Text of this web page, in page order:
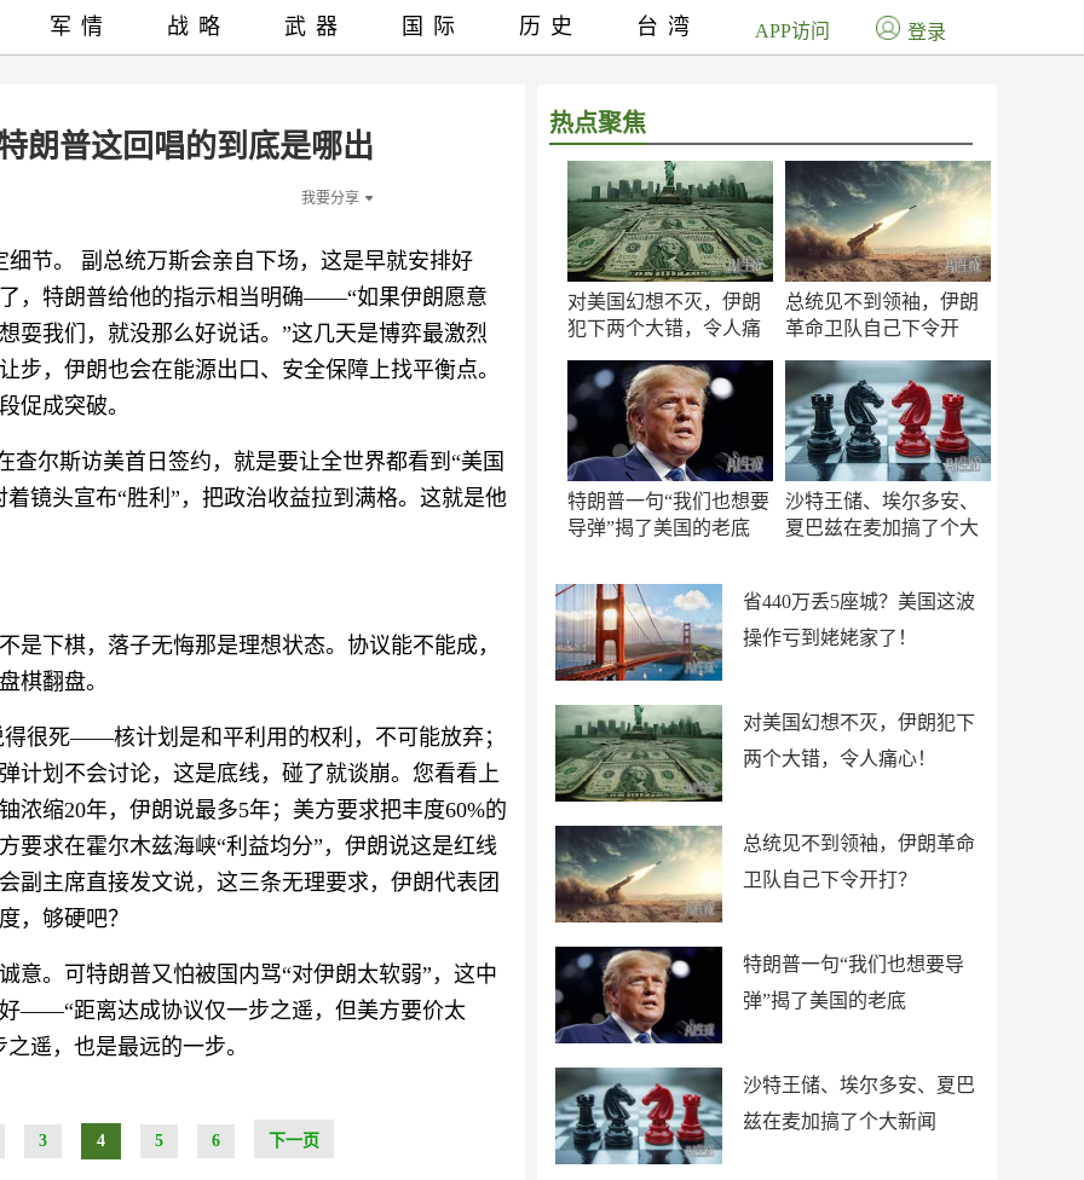
朗普这回唱的到底是哪出
我要分享
节。 副总统万斯会亲自下场，这是早就安排好
，特朗普给他的指示相当明确——“如果伊朗愿意
耍我们，就没那么好说话。”这几天是博弈最激烈
，伊朗也会在能源出口、安全保障上找平衡点。
促成突破。
查尔斯访美首日签约，就是要让全世界都看到“美国
镜头宣布“胜利”，把政治收益拉到满格。这就是他
是下棋，落子无悔那是理想状态。协议能不能成，
棋翻盘。
很死——核计划是和平利用的权利，不可能放弃；
计划不会讨论，这是底线，碰了就谈崩。您看看上
浓缩20年，伊朗说最多5年；美方要求把丰度60%的
要求在霍尔木兹海峡“利益均分”，伊朗说这是红线
副主席直接发文说，这三条无理要求，伊朗代表团
，够硬吧？
意。可特朗普又怕被国内骂“对伊朗太软弱”，这中
——“距离达成协议仅一步之遥，但美方要价太
遥，也是最远的一步。
3 4 5 6 下一页
热点聚焦
对美国幻想不灭，伊朗
犯下两个大错，令人痛
总统见不到领袖，伊朗
革命卫队自己下令开
特朗普一句“我们也想要
导弹”揭了美国的老底
沙特王储、埃尔多安、
夏巴兹在麦加搞了个大
省440万丢5座城？美国这波
操作亏到姥姥家了！
对美国幻想不灭，伊朗犯下
两个大错，令人痛心！
总统见不到领袖，伊朗革命
卫队自己下令开打？
特朗普一句“我们也想要导
弹”揭了美国的老底
沙特王储、埃尔多安、夏巴
兹在麦加搞了个大新闻
军情 战略 武器 国际 历史 台湾 APP访问 登录